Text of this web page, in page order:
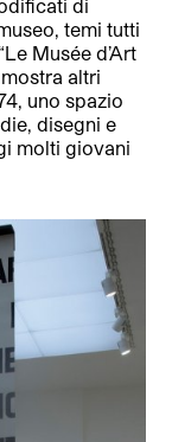
di
temi tutti
Musée d’Art
altri
uno spazio
disegni e
molti giovani